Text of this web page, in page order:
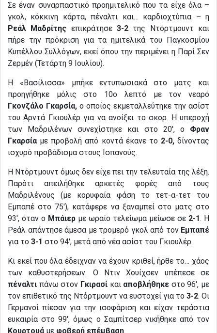
Σε έναν συναρπαστικό προημιτελικό που τα είχε όλα –
γκολ, κόκκινη κάρτα, πέναλτι και… καρδιοχτύπια – η
Ρεάλ Μαδρίτης επικράτησε3-2 της Ντόρτμουντ και
πήρε την πρόκριση για τα ημιτελικά του Παγκοσμίου
Κυπέλλου Συλλόγων, εκεί όπου την περιμένει η Παρί Σεν
Ζερμέν (Τετάρτη 9 Ιουλίου).
Η «Βασίλισσα» μπήκε εντυπωσιακά στο ματς και
προηγήθηκε μόλις στο 10ο λεπτό με τον νεαρό
Γκονζάλο Γκαρσία, ο οποίος εκμεταλλεύτηκε την ασίστ
του Αρντά Γκιουλέρ για να ανοίξει το σκορ. Η υπεροχή
των Μαδριλένων συνεχίστηκε και στο 20′, ο Φραν
Γκαρσίαμε προβολή από κοντά έκανε το2-0,δίνοντας
ισχυρό προβάδισμα στους Ισπανούς.
Η Ντόρτμουντ όμως δεν είχε πει την τελευταία της λέξη.
Παρότι απειλήθηκε αρκετές φορές από τους
Μαδριλένους (με κορυφαία φάση το τετ-α-τετ του
Εμπαπέ στο 75′), κατάφερε να ξαναμπεί στο ματς στο
93′, όταν ο Μπάιερ με ωραίο τελείωμα μείωσε σε 2-1. Η
Ρεάλ απάντησε άμεσα με τρομερό γκολ από τον Εμπαπέ
για το 3-1 στο 94′, μετά από νέα ασίστ του Γκιουλέρ.
Κι εκεί που όλα έδειχναν να έχουν κριθεί, ήρθε το… χάος
των καθυστερήσεων. Ο Ντιν Χουίχσεν υπέπεσε σε
πέναλτι πάνω στον Γκιρασίκαι αποβλήθηκε στο 96′, με
τον επιθετικό της Ντόρτμουντ να ευστοχεί για το 3-2. Οι
Γερμανοί πίεσαν για την ισοφάριση και είχαν τεράστια
ευκαιρία στο 99′, όμως ο Σαμπίτσερ νικήθηκε από τον
Κουρτουά με φοβερή επέμβαση.